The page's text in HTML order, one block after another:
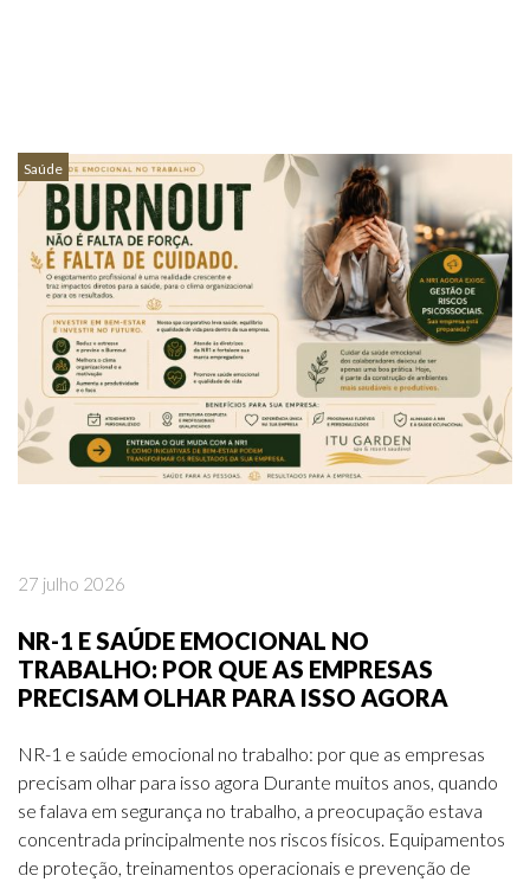
Saúde
27 julho 2026
NR-1 E SAÚDE EMOCIONAL NO
TRABALHO: POR QUE AS EMPRESAS
PRECISAM OLHAR PARA ISSO AGORA
NR-1 e saúde emocional no trabalho: por que as empresas
precisam olhar para isso agora Durante muitos anos, quando
se falava em segurança no trabalho, a preocupação estava
concentrada principalmente nos riscos físicos. Equipamentos
de proteção, treinamentos operacionais e prevenção de